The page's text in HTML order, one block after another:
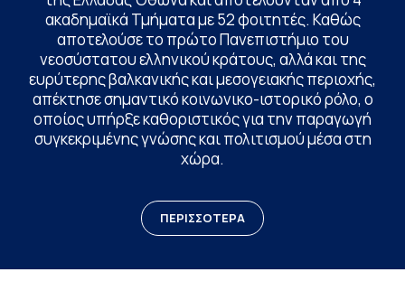
ακαδημαϊκά Τμήματα με 52 φοιτητές. Καθώς
αποτελούσε το πρώτο Πανεπιστήμιο του
νεοσύστατου ελληνικού κράτους, αλλά και της
ευρύτερης βαλκανικής και μεσογειακής περιοχής,
απέκτησε σημαντικό κοινωνικο-ιστορικό ρόλο, ο
οποίος υπήρξε καθοριστικός για την παραγωγή
συγκεκριμένης γνώσης και πολιτισμού μέσα στη
χώρα.
ΠΕΡΙΣΣΟΤΕΡΑ